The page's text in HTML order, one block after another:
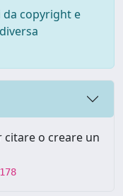
copyright e
o creare un